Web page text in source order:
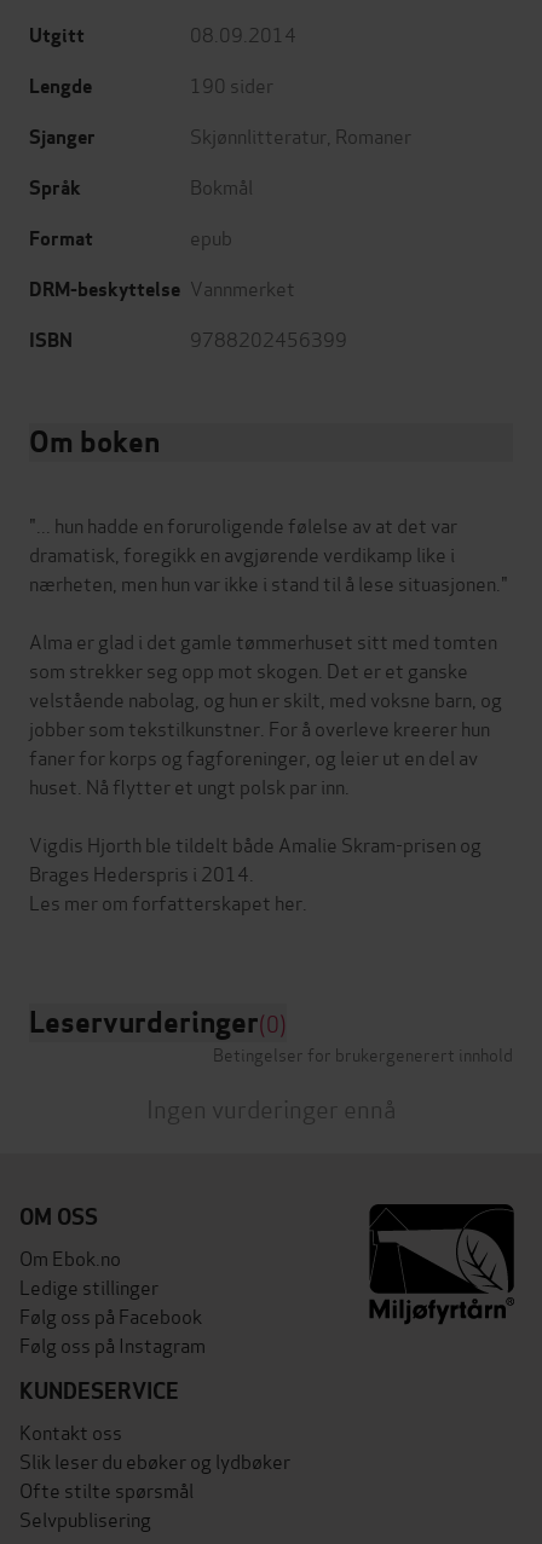
Utgitt 08.09.2014
Lengde 190 sider
Sjanger Skjønnlitteratur Romaner
Språk Bokmål
Format epub
DRM-beskyttelse Vannmerket
ISBN 9788202456399
Om boken
"... hun hadde en foruroligende følelse av at det var
dramatisk, foregikk en avgjørende verdikamp like i
nærheten, men hun var ikke i stand til å lese situasjonen."
Alma er glad i det gamle tømmerhuset sitt med tomten
som strekker seg opp mot skogen. Det er et ganske
velstående nabolag, og hun er skilt, med voksne barn, og
jobber som tekstilkunstner. For å overleve kreerer hun
faner for korps og fagforeninger, og leier ut en del av
huset. Nå flytter et ungt polsk par inn.
Vigdis Hjorth ble tildelt både Amalie Skram-prisen og
Brages Hederspris i 2014.
Les mer om forfatterskapet her.
Leservurderinger(0)
Betingelser for brukergenerert innhold
Ingen vurderinger ennå
OM OSS
Om Ebok.no
Ledige stillinger
Følg oss på Facebook
Følg oss på Instagram
KUNDESERVICE
Kontakt oss
Slik leser du ebøker og lydbøker
Ofte stilte spørsmål
Selvpublisering